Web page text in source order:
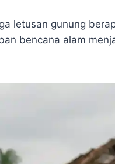
letusan gunung
bencana alam